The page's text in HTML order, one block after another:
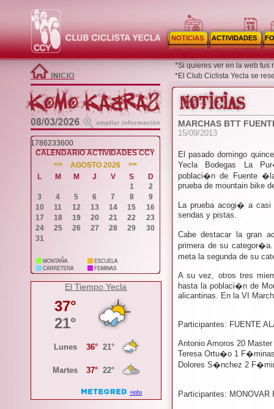
NOTICIAS ACTIVIDADES
*Si quieres ver en la web
*El Club Ciclista Yecla se
1786233600
CALENDARIO ACTIVIDADES CCY
<<
AGOSTO 2026
>>
L
M M J V S
D
1
2
3
4 5 6 7 8
9
10
11 12 13 14 15
16
17
18 19 20 21 22
23
24
25 26 27 28 29
30
31
El Tiempo Yecla
MARCHAS BTT
15/09/2013
El pasado domingo
Yecla Bodegas La
poblaci�n de Fuente
prueba de mountain bike
La prueba acogi� a casi
sendas y pistas.
Cabe destacar la gran
primera de su
meta la segunda de su
A su vez, otros tres
hasta la poblaci�n de
alicantinas. En la VI
Participantes: FUENTE
Antonio Amoros 20 Master
Teresa Ortu�o 1
Dolores S�nchez 2
Participantes: